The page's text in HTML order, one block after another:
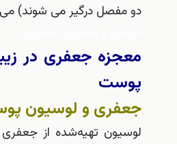
دو مفصل درگیر می شوند) می گردند
معجزه جعفری در زیبایی
پوست
جعفری و لوسیون پوست:
لوسیون تهیه‌شده از جعفری